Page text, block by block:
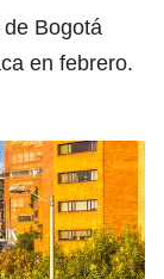
Bogotá
en febrero.